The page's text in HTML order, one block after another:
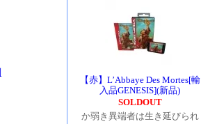
【赤】L’Abbaye Des Mortes[輸
入品GENESIS](新品)
SOLDOUT
か弱き異端者は生き延びられ